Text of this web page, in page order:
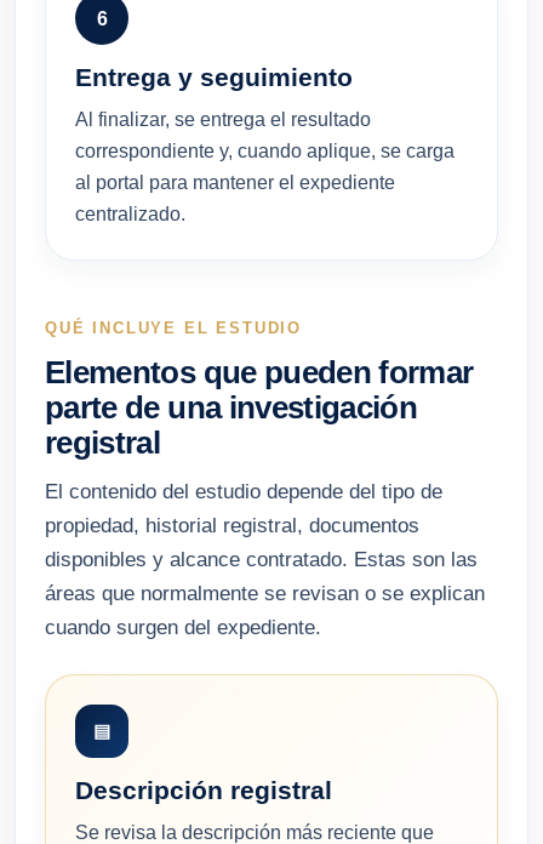
6
Entrega y seguimiento
Al finalizar, se entrega el resultado
correspondiente y, cuando aplique, se carga
al portal para mantener el expediente
centralizado.
QUÉ INCLUYE EL ESTUDIO
Elementos que pueden formar
parte de una investigación
registral
El contenido del estudio depende del tipo de
propiedad, historial registral, documentos
disponibles y alcance contratado. Estas son las
áreas que normalmente se revisan o se explican
cuando surgen del expediente.
▤
Descripción registral
Se revisa la descripción más reciente que